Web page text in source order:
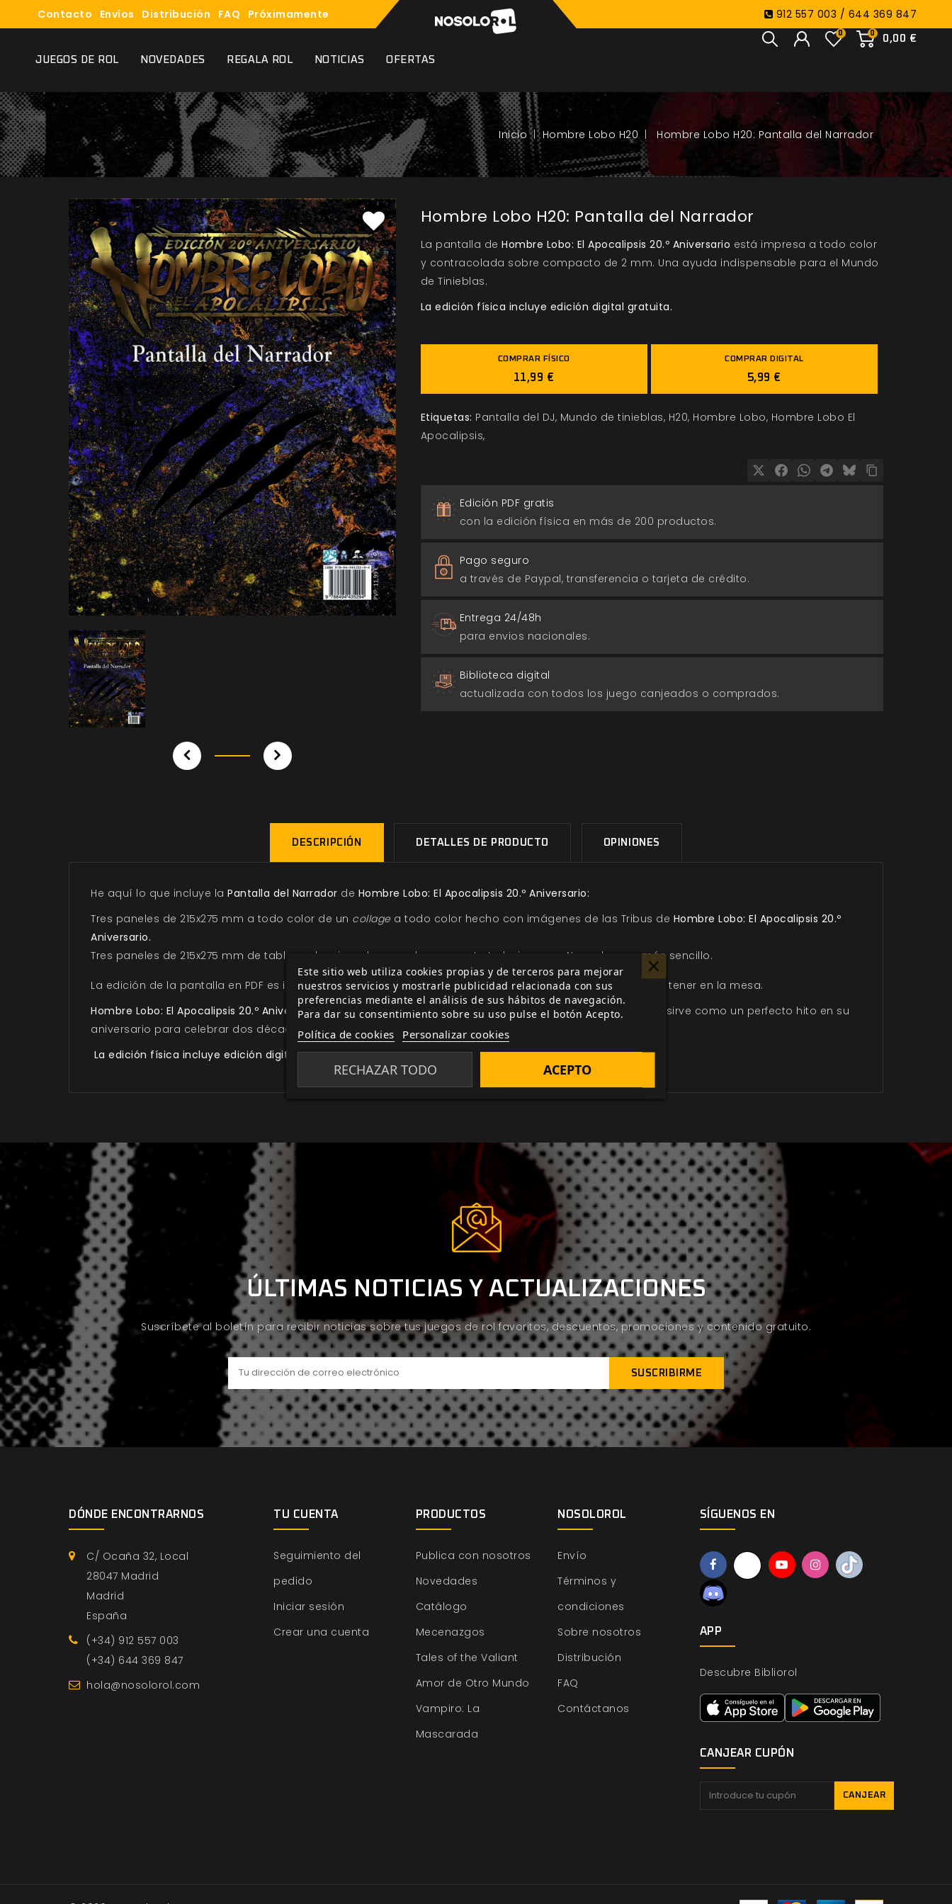
Contacto Envíos Distribución FAQ Próximamente 912 557 003 / 644 369 847
0
0,00 €
0
JUEGOS DE ROL NOVEDADES REGALA ROL NOTICIAS OFERTAS
Hombre Lobo H20 Hombre Lobo H20: Pantalla del Narrador
Hombre Lobo H20: Pantalla del Narrador
La pantalla deHombre Lobo: El Apocalipsis 20.º Aniversario está impresa a todo color
y contracolada sobre compacto de 2 mm. Una ayuda indispensable para el Mundo
de Tinieblas.
La edición física incluye edición digital gratuita.
COMPRAR FÍSICO
11,99 €
COMPRAR DIGITAL
5,99 €
Etiquetas: Pantalla del DJ Mundo de tinieblas H20 Hombre Lobo Hombre Lobo El
Apocalipsis
Edición PDF gratis
con la edición física en más de 200 productos.
Pago seguro
a través de Paypal, transferencia o tarjeta de crédito.
Entrega 24/48h
para envios nacionales.
Biblioteca digital
actualizada con todos los juego canjeados o comprados.
DESCRIPCIÓN DETALLES DE PRODUCTO OPINIONES
He aquí lo que incluye la Pantalla del Narrador de Hombre Lobo: El Apocalipsis 20.º Aniversario:
Tres paneles de 215x275 mm a todo color de un collagea todo color hecho con imágenes de las Tribus de Hombre Lobo: El Apocalipsis 20.º
Aniversario.
Tres paneles de 215x275 mm de tablas seleccionadas para hacer que tu trabajo como Narrador sea más sencillo.
La edición de la pantalla en PDF es ideal para ser vista entabletso para imprimir la página que necesites tener en la mesa.
Hombre Lobo: El Apocalipsis 20.º Aniversario completa un círculo en la experiencia de Mundo de Tinieblas y sirve como un perfecto hito en su
aniversario para celebrar dos décadas de aullar a la luna.
La edición física incluye edición digital gratuita.
ÚLTIMAS NOTICIAS Y ACTUALIZACIONES
Suscríbete al boletín para recibir noticias sobre tus juegos de rol favoritos, descuentos, promociones y contenido gratuito.
DÓNDE ENCONTRARNOS
C/ Ocaña 32, Local
28047 Madrid
Madrid
España
(+34) 912 557 003
(+34) 644 369 847
hola@nosolorol.com
TU CUENTA
Seguimiento del
pedido
Iniciar sesión
Crear una cuenta
PRODUCTOS
Publica con nosotros
Novedades
Catálogo
Mecenazgos
Tales of the Valiant
Amor de Otro Mundo
Vampiro: La
Mascarada
NOSOLOROL
Envío
Términos y
condiciones
Sobre nosotros
Distribución
FAQ
Contáctanos
SÍGUENOS EN
Este sitio web utiliza cookies propias y de terceros para mejorar
nuestros servicios y mostrarle publicidad relacionada con sus
preferencias mediante el análisis de sus hábitos de navegación.
Para dar su consentimiento sobre su uso pulse el botón Acepto.
Política de cookies Personalizar cookies
RECHAZAR TODO ACEPTO
APP
Descubre Bibliorol
CANJEAR CUPÓN
CANJEAR